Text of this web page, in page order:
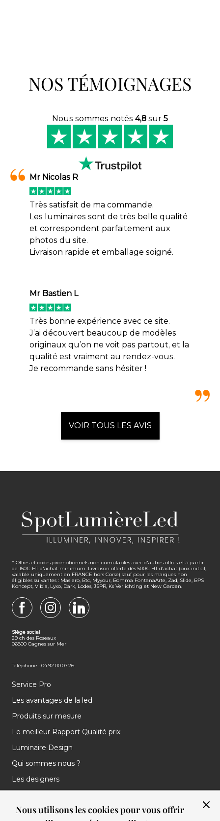
Nous utilisons les cookies pour vous offrir
NOS TÉMOIGNAGES
Nous sommes notés 4,8 sur 5
Mr Nicolas R
Très satisfait de ma commande.
Les luminaires sont de très belle qualité
et correspondent parfaitement aux
photos du site.
Livraison rapide et emballage soigné.
Mr Bastien L
Très bonne expérience avec ce site.
J’ai découvert beaucoup de modèles
originaux qu’on ne voit pas partout, et la
qualité est vraiment au rendez-vous.
Je recommande sans hésiter !
VOIR TOUS LES AVIS
* Offres et codes promotionnels non cumulables avec d'autres offres et à partir
de 150€ HT d'achat minimum. Livraison offerte dès 500€ HT d'achat (prix initial,
valable uniquement en FRANCE hors Corse) sauf pour les marques non
éligibles suivantes : Masiero, Btc, Myyour, Bomma FontanaArte, Zad, Slide, BPS
Koncept, Vibia, Lyxo, Dark, Lodes, JSPR, Ks Verlichting et New Garden.
Siège social
29 ch des Roseaux
06800 Cagnes sur Mer
Téléphone : 04.92.00.07.26
Service Pro
Les avantages de la led
Produits sur mesure
Le meilleur Rapport Qualité prix
Luminaire Design
Qui sommes nous ?
Les designers
Nos réalisations